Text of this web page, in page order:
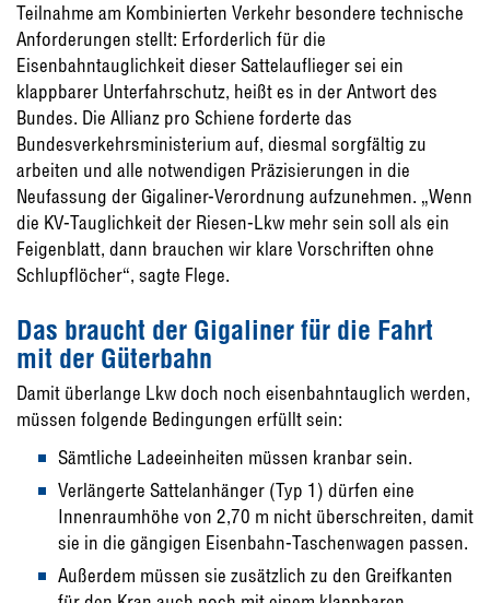
Teilnahme am Kombinierten Verkehr besondere technische
Anforderungen stellt: Erforderlich für die
Eisenbahntauglichkeit dieser Sattelauflieger sei ein
klappbarer Unterfahrschutz, heißt es in der Antwort des
Bundes. Die Allianz pro Schiene forderte das
Bundesverkehrsministerium auf, diesmal sorgfältig zu
arbeiten und alle notwendigen Präzisierungen in die
Neufassung der Gigaliner-Verordnung aufzunehmen. „Wenn
die KV-Tauglichkeit der Riesen-Lkw mehr sein soll als ein
Feigenblatt, dann brauchen wir klare Vorschriften ohne
Schlupflöcher“, sagte Flege.
Das braucht der Gigaliner für die Fahrt
mit der Güterbahn
Damit überlange Lkw doch noch eisenbahntauglich werden,
müssen folgende Bedingungen erfüllt sein:
Sämtliche Ladeeinheiten müssen kranbar sein.
Verlängerte Sattelanhänger (Typ 1) dürfen eine
Innenraumhöhe von 2,70 m nicht überschreiten, damit
sie in die gängigen Eisenbahn-Taschenwagen passen.
Außerdem müssen sie zusätzlich zu den Greifkanten